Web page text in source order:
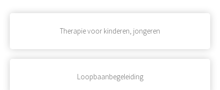
Therapie voor kinderen, jongeren
Loopbaanbegeleiding